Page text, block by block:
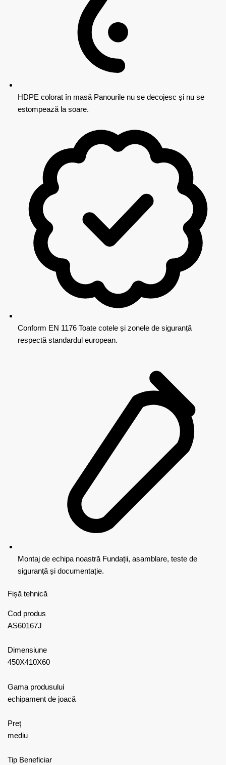
HDPE colorat în masă Panourile nu se decojesc și nu se
estompează la soare.
Conform EN 1176 Toate cotele și zonele de siguranță
respectă standardul european.
Montaj de echipa noastră Fundații, asamblare, teste de
siguranță și documentație.
Fișă tehnică
Cod produs
AS60167J
Dimensiune
450X410X60
Gama produsului
echipament de joacă
Preț
mediu
Tip Beneficiar